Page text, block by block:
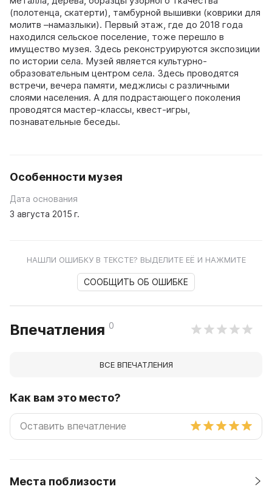
(полотенца, скатерти), тамбурной вышивки (коврики для
молитв –намазлыки). Первый этаж, где до 2018 года
находился сельское поселение, тоже перешло в
имущество музея. Здесь реконструируются экспозиции
по истории села. Музей является культурно-
образовательным центром села. Здесь проводятся
встречи, вечера памяти, меджлисы с различными
слоями населения. А для подрастающего поколения
проводятся мастер-классы, квест-игры,
познавательные беседы.
Особенности музея
Дата основания
3 августа 2015 г.
НАШЛИ ОШИБКУ В ТЕКСТЕ? ВЫДЕЛИТЕ ЕЁ И НАЖМИТЕ
СООБЩИТЬ ОБ ОШИБКЕ
Впечатления 0
ВСЕ ВПЕЧАТЛЕНИЯ
Как вам это место?
Места поблизости